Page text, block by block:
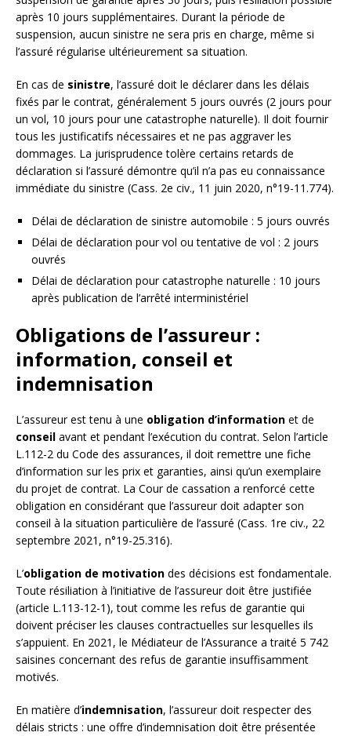
après 10 jours supplémentaires. Durant la période de
suspension, aucun sinistre ne sera pris en charge, même si
l’assuré régularise ultérieurement sa situation.
En cas de sinistre, l’assuré doit le déclarer dans les délais
fixés par le contrat, généralement 5 jours ouvrés (2 jours pour
un vol, 10 jours pour une catastrophe naturelle). Il doit fournir
tous les justificatifs nécessaires et ne pas aggraver les
dommages. La jurisprudence tolère certains retards de
déclaration si l’assuré démontre qu’il n’a pas eu connaissance
immédiate du sinistre (Cass. 2e civ., 11 juin 2020, n°19-11.774).
Délai de déclaration de sinistre automobile : 5 jours ouvrés
Délai de déclaration pour vol ou tentative de vol : 2 jours
ouvrés
Délai de déclaration pour catastrophe naturelle : 10 jours
après publication de l’arrêté interministériel
Obligations de l’assureur :
information, conseil et
indemnisation
L’assureur est tenu à une obligation d’information et de
conseil avant et pendant l’exécution du contrat. Selon l’article
L.112-2 du Code des assurances, il doit remettre une fiche
d’information sur les prix et garanties, ainsi qu’un exemplaire
du projet de contrat. La Cour de cassation a renforcé cette
obligation en considérant que l’assureur doit adapter son
conseil à la situation particulière de l’assuré (Cass. 1re civ., 22
septembre 2021, n°19-25.316).
L’obligation de motivation des décisions est fondamentale.
Toute résiliation à l’initiative de l’assureur doit être justifiée
(article L.113-12-1), tout comme les refus de garantie qui
doivent préciser les clauses contractuelles sur lesquelles ils
s’appuient. En 2021, le Médiateur de l’Assurance a traité 5 742
saisines concernant des refus de garantie insuffisamment
motivés.
En matière d’indemnisation, l’assureur doit respecter des
délais stricts : une offre d’indemnisation doit être présentée